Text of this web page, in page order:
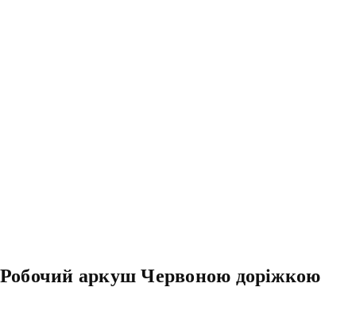
Робочий аркуш Червоною доріжкою